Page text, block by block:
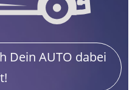
Dein AUTO dabei